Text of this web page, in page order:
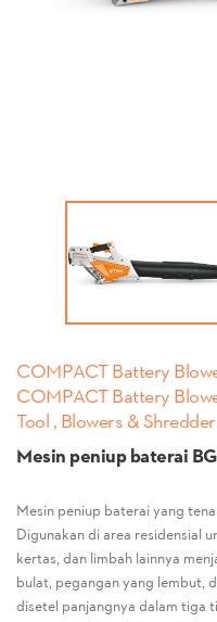
COMPACT Battery
COMPACT Battery
Tool , Blowers &
Mesin peniup baterai
Mesin peniup baterai yang
Digunakan di area residensial
kertas, dan limbah lainnya
bulat, pegangan yang lembut,
disetel panjangnya dalam tiga